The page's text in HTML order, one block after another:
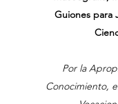
Guiones para
Por la
Conocimiento,